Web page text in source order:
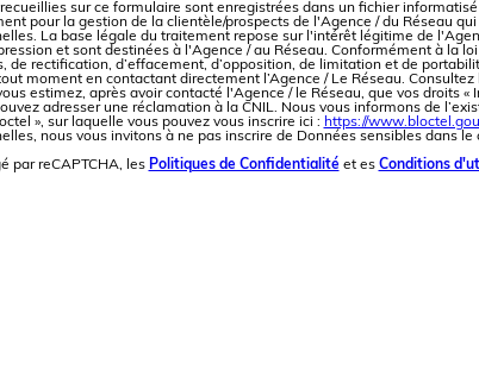
sur ce formulaire sont enregistrées dans un fichier
pour la gestion de la clientèle/prospects de l'Agence / du Réseau
La base légale du traitement repose sur l'intérêt légitime de
et sont destinées à l'Agence / au Réseau. Conformément à la
de rectification, d’effacement, d’opposition, de limitation et de
moment en contactant directement l’Agence / Le Réseau. Consultez
estimez, après avoir contacté l'Agence / le Réseau, que vos droits
adresser une réclamation à la CNIL. Nous vous informons de
», sur laquelle vous pouvez vous inscrire ici : https://
nous vous invitons à ne pas inscrire de Données sensibles dans le
par reCAPTCHA, les Politiques de Confidentialité et es Conditions